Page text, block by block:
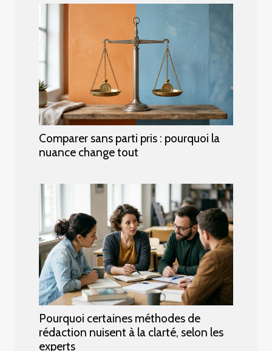
Comparer sans parti pris : pourquoi la
nuance change tout
Pourquoi certaines méthodes de
rédaction nuisent à la clarté, selon les
experts